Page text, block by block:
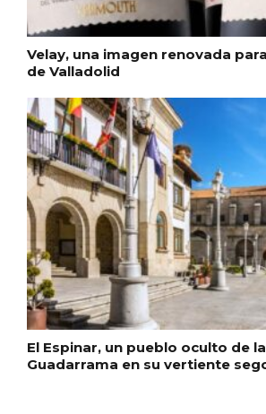
Velay, una imagen renovada
de Valladolid
El Espinar, un pueblo oculto de
Guadarrama en su vertiente
Inauguración del Árbol de
ganchillo de Moradillo de